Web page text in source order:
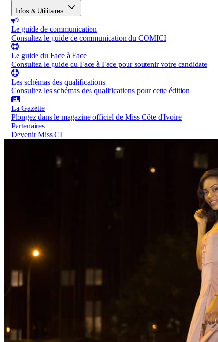
Infos & Utilitaires
Le guide de communication
Consultez le guide de communication du COMICI
Le guide du Face à Face
Consultez le guide du Face à Face pour soutenir votre candidate
Les schémas des qualifications
Consultez les schémas des qualifications pour cette édition
La Gazette
Plongez dans le magazine officiel de Miss Côte d'Ivoire
Partenaires
Devenir Miss CI